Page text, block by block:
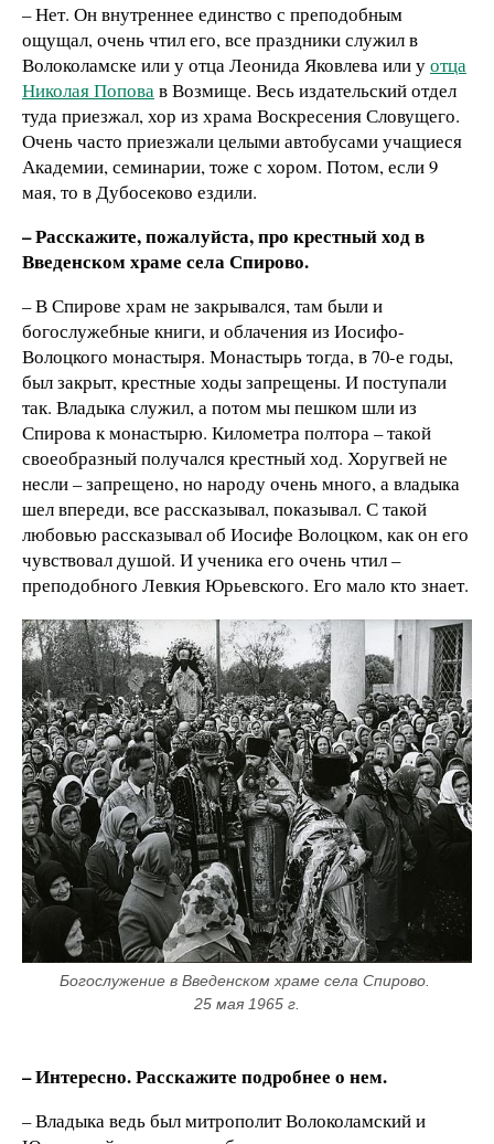
– Нет. Он внутреннее единство с преподобным
ощущал, очень чтил его, все праздники служил в
Волоколамске или у отца Леонида Яковлева или уотца
Николая Поповав Возмище. Весь издательский отдел
туда приезжал, хор из храма Воскресения Словущего.
Очень часто приезжали целыми автобусами учащиеся
Академии, семинарии, тоже с хором. Потом, если 9
мая, то в Дубосеково ездили.
– Расскажите, пожалуйста, про крестный ход в
Введенском храме села Спирово.
– В Спирове храм не закрывался, там были и
богослужебные книги, и облачения из Иосифо-
Волоцкого монастыря. Монастырь тогда, в 70-е годы,
был закрыт, крестные ходы запрещены. И поступали
так. Владыка служил, а потом мы пешком шли из
Спирова к монастырю. Километра полтора – такой
своеобразный получался крестный ход. Хоругвей не
несли – запрещено, но народу очень много, а владыка
шел впереди, все рассказывал, показывал. С такой
любовью рассказывал об Иосифе Волоцком, как он его
чувствовал душой. И ученика его очень чтил –
преподобного Левкия Юрьевского. Его мало кто знает.
Богослужение в Введенском храме села Спирово.
25 мая 1965 г.
– Интересно. Расскажите подробнее о нем.
– Владыка ведь был митрополит Волоколамский и